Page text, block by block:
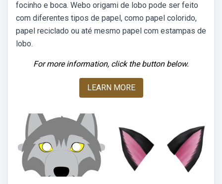
focinho e boca. Webo origami de lobo pode ser feito
com diferentes tipos de papel, como papel colorido,
papel reciclado ou até mesmo papel com estampas de
lobo.
For more information, click the button below.
LEARN MORE